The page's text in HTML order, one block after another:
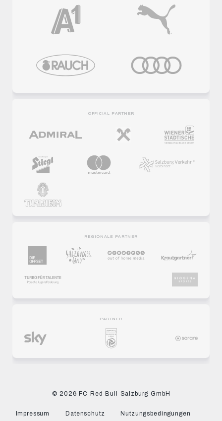
OFFICIAL PARTNER
REGIONALE PARTNER
PARTNER
© 2026 FC Red Bull Salzburg GmbH
Impressum Datenschutz Nutzungsbedingungen